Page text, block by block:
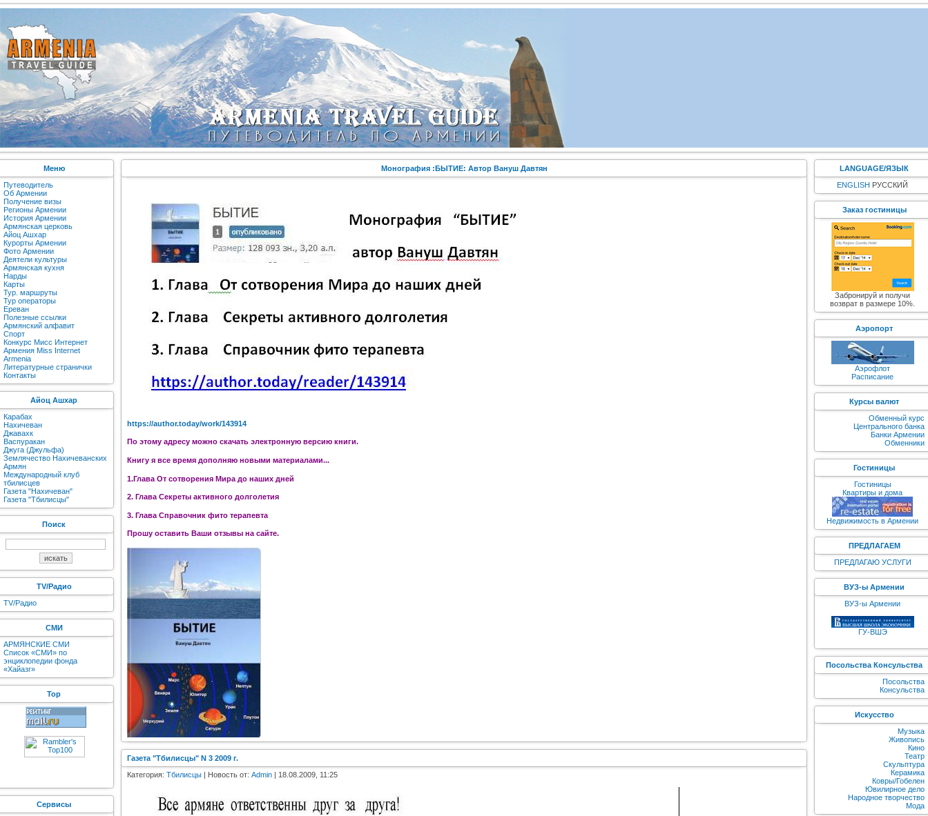
Меню
Путеводитель
Об Армении
Получение визы
Регионы Армении
История Армении
Армянская церковь
Айоц Ашхар
Курорты Армении
Фото Армении
Деятели культуры
Армянская кухня
Нарды
Карты
Тур. маршруты
Тур операторы
Ереван
Полезные ссылки
Армянский алфавит
Спорт
Конкурс Мисс Интернет
Армения Miss Internet
Armenia
Литературные странички
Контакты
Айоц Ашхар
Карабах
Нахичеван
Джавахк
Васпуракан
Джуга (Джульфа)
Землячество Нахичеванских
Армян
Международный клуб
тбилисцев
Газета "Нахичеван"
Газета "Тбилисцы"
Поиск
TV/Радио
TV/Радио
СМИ
АРМЯНСКИЕ СМИ
Список «СМИ» по
энциклопедии фонда
«Хайазг»
Top
Сервисы
Монография :БЫТИЕ: Автор Вануш Давтян
https://author.today/work/143914
По этому адресу можно скачать электронную версию книги.
Книгу я все время дополняю новыми материалами...
1.Глава От сотворения Мира до наших дней
2. Глава Секреты активного долголетия
3. Глава Справочник фито терапевта
Прошу оставить Ваши отзывы на сайте.
Газета "Тбилисцы" N 3 2009 г.
Категория: Тбилисцы | Новость от: Admin | 18.08.2009, 11:25
LANGUAGE/ЯЗЫК
ENGLISH РУССКИЙ
Заказ гостиницы
Забронируй и получи
возврат в размере 10%.
Аэропорт
Аэрофлот
Расписание
Курсы валют
Обменный курс
Центрального банка
Банки Армении
Обменники
Гостиницы
Гостиницы
Квартиры и дома
Недвижимость в Армении
ПРЕДЛАГАЕМ
ПРЕДЛАГАЮ УСЛУГИ
ВУЗ-ы Армении
ВУЗ-ы Армении
ГУ-ВШЭ
Посольства Консульства
Посольства
Консульства
Искусство
Музыка
Живопись
Кино
Театр
Скульптура
Керамика
Ковры/Гобелен
Ювилирное дело
Народное творчество
Мода